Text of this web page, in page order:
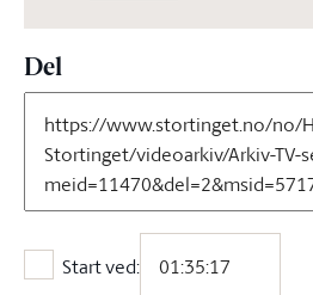
Del
Start ved:
Start ved: